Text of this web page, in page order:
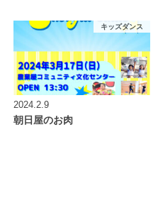
キッズダンス
2024.2.9
朝日屋のお肉